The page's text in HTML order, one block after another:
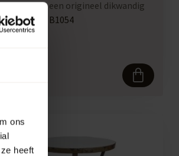
ons
heeft
van een origineel dikwandig
225ltr.... B1054